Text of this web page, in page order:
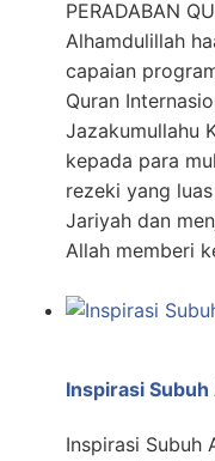
PERADABAN
Alhamdulillah
capaian
Quran
Jazakumullahu
kepada para
rezeki yang
Jariyah dan
Allah memberi
Inspirasi
Inspirasi Subuh